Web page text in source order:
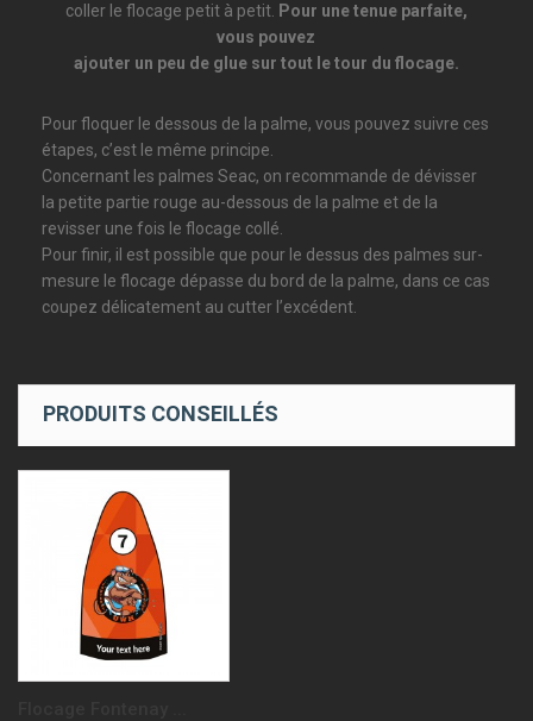
coller le flocage petit à petit. Pour une tenue parfaite,
vous pouvez
ajouter un peu de glue sur tout le tour du flocage.
Pour floquer le dessous de la palme, vous pouvez suivre ces
étapes, c’est le même principe.
Concernant les palmes Seac, on recommande de dévisser
la petite partie rouge au-dessous de la palme et de la
revisser une fois le flocage collé.
Pour finir, il est possible que pour le dessus des palmes sur-
mesure le flocage dépasse du bord de la palme, dans ce cas
coupez délicatement au cutter l’excédent.
PRODUITS CONSEILLÉS